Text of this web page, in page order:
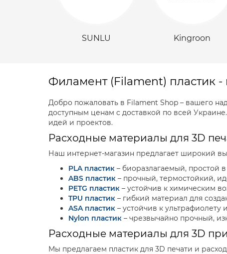
SUNLU Kingroon
Филамент (Filament) пластик
Добро пожаловать в Filament Shop – вашего
доступным ценам с доставкой по всей
идей и проектов.
Расходные материалы для 3D
Наш интернет-магазин предлагает широкий
PLA пластик – биоразлагаемый, простой
ABS пластик – прочный, термостойкий,
PETG пластик – устойчив к химическим
TPU пластик – гибкий материал для
ASA пластик – устойчив к
Nylon пластик – чрезвычайно прочный,
Расходные материалы для 3D
Мы предлагаем пластик для 3D печати и